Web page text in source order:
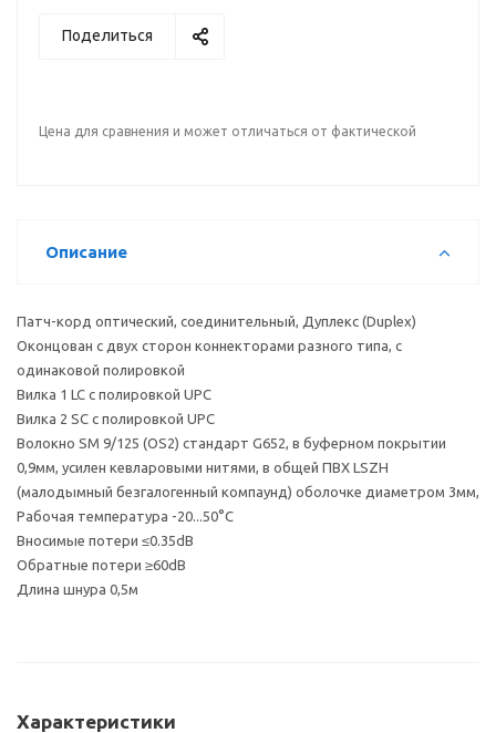
Поделиться
Цена для сравнения и может отличаться от фактической
Описание
Патч-корд оптический, соединительный, Дуплекс (Duplex)
Оконцован с двух сторон коннекторами разного типа, с
одинаковой полировкой
Вилка 1 LC с полировкой UPC
Вилка 2 SC с полировкой UPC
Волокно SM 9/125 (OS2) стандарт G652, в буферном покрытии
0,9мм, усилен кевларовыми нитями, в общей ПВХ LSZH
(малодымный безгалогенный компаунд) оболочке диаметром 3мм,
Рабочая температура -20...50°С
Вносимые потери ≤0.35dB
Обратные потери ≥60dB
Длина шнура 0,5м
Характеристики